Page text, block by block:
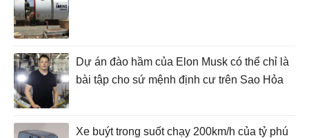
Dự án đào hầm của Elon Musk có thể chỉ là
bài tập cho sứ mệnh định cư trên Sao Hỏa
Xe buýt trong suốt chạy 200km/h của tỷ phú